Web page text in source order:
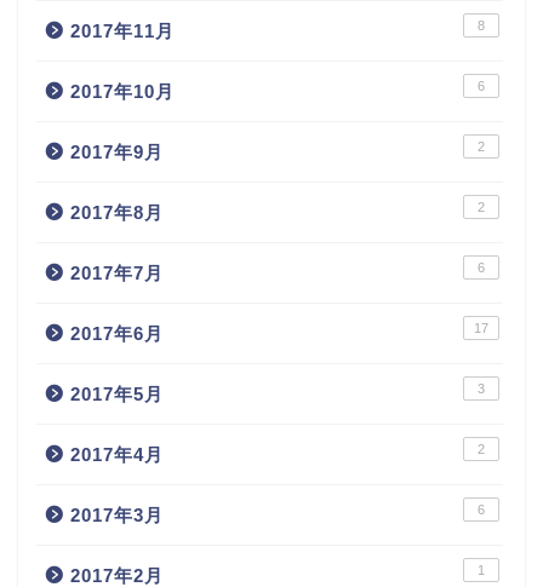
2017年11月 8
2017年10月 6
2017年9月 2
2017年8月 2
2017年7月 6
2017年6月 17
2017年5月 3
2017年4月 2
2017年3月 6
2017年2月 1